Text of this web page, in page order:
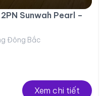
Sunwah Pearl –
Đông Bắc
Xem chi tiết